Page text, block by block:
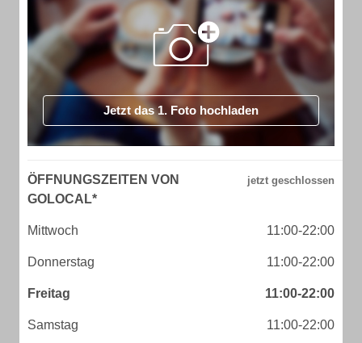
Jetzt das 1. Foto hochladen
ÖFFNUNGSZEITEN VON
GOLOCAL*
Mittwoch 11:00-22:00
Donnerstag 11:00-22:00
Freitag 11:00-22:00
Samstag 11:00-22:00